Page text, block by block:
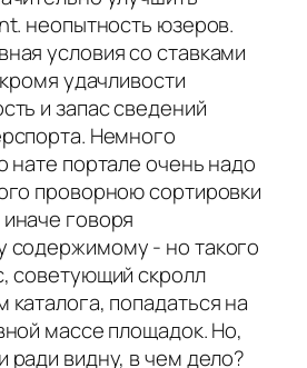
неопытность юзеров.
условия со ставками
удачливости
и запас сведений
Немного
нате портале очень надо
проворною сортировки
говоря
содержимому - но такого
советующий скролл
попадаться на
массе площадок. Но,
ради видну, в чем дело?